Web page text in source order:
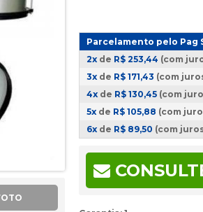
Parcelamento pelo Pag
2x de R$ 253,44 (com
3xde R$ 171,43 (com
4x de R$ 130,45 (com
5xde R$ 105,88 (com
6x de R$ 89,50 (com
8xde R$ 69,06 (com